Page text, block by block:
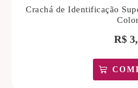
Crachá de Identificação
R$